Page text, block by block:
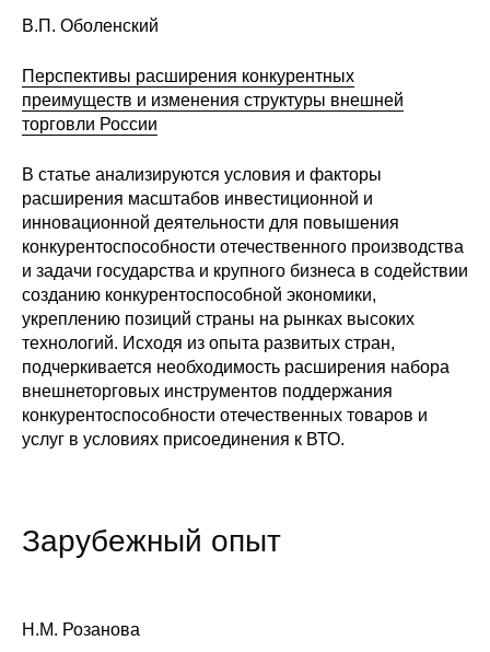
В.П. Оболенский
Перспективы расширения конкурентных
преимуществ и изменения структуры внешней
торговли России
В статье анализируются условия и факторы
расширения масштабов инвестиционной и
инновационной деятельности для повышения
конкурентоспособности отечественного производства
и задачи государства и крупного бизнеса в содействии
созданию конкурентоспособной экономики,
укреплению позиций страны на рынках высоких
технологий. Исходя из опыта развитых стран,
подчеркивается необходимость расширения набора
внешнеторговых инструментов поддержания
конкурентоспособности отечественных товаров и
услуг в условиях присоединения к ВТО.
Зарубежный опыт
Н.М. Розанова